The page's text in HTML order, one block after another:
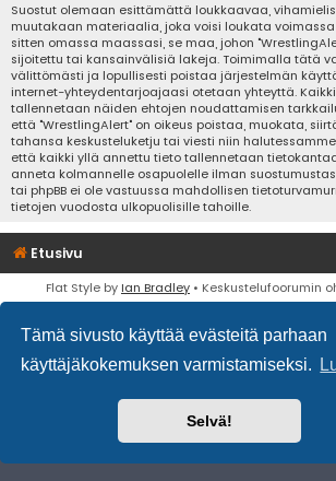
Tämä sivusto käyttää evästeitä parhaan
käyttäjäkokemuksen varmistamiseksi.
Selvä!
Suostut olemaan esittämättä loukkaavaa,
muutakaan materiaalia, joka voisi loukata
sitten omassa maassasi, se maa, johon
sijoitettu tai kansainvälisiä lakeja. Toimimalla tätä
välittömästi ja lopullisesti poistaa järjestelmän
internet-yhteydentarjoajaasi otetaan yhteyttä.
tallennetaan näiden ehtojen noudattamisen
että "WrestlingAlert" on oikeus poistaa, muokata,
tahansa keskusteluketju tai viesti niin
että kaikki yllä annettu tieto tallennetaan
anneta kolmannelle osapuolelle ilman
tai phpBB ei ole vastuussa mahdollisen
tietojen vuodosta ulkopuolisille tahoille.
Etusivu
Flat Style by Ian Bradley • Keskustelufoorumin
Käännös: phpBB Suomi